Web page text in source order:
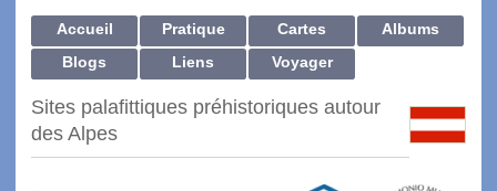
Accueil Pratique Cartes
Albums
Blogs
Liens Voyager
Sites palafittiques préhistoriques autour
des Alpes